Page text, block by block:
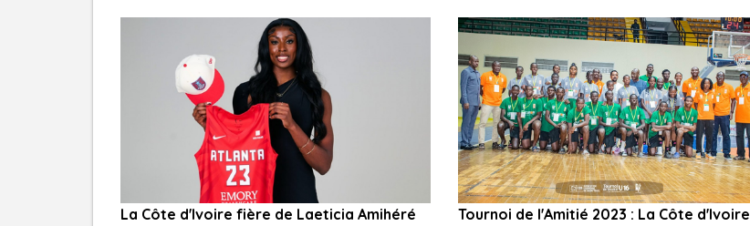
La Côte d'Ivoire fière de Laeticia Amihéré
Tournoi de l'Amitié 2023 : La Côte d'Ivoire